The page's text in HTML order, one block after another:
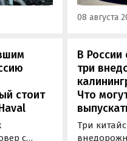
не
всеми
08 августа
стоит
с
В
три
Что
Три